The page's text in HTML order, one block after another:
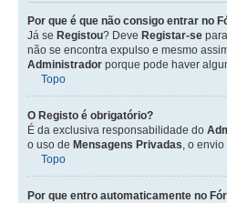
Por que é que não consigo entrar no
Já se Registou? Deve Registar-se
não se encontra expulso e mesmo
Administrador porque pode haver
Topo
O Registo é obrigatório?
É da exclusiva responsabilidade do
o uso de Mensagens Privadas, o envio
Topo
Por que entro automaticamente no